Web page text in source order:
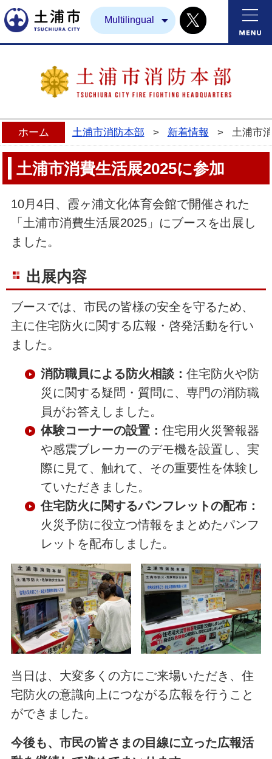
土浦市Multilingual Twitter
ホーム 土浦市消防本部 > 新着情報 > 土浦市
土浦市消費生活展2025に参加
10月4日、霞ヶ浦文化体育会館で開催された
「土浦市消費生活展2025」にブースを出展し
ました。
出展内容
ブースでは、市民の皆様の安全を守るため、
主に住宅防火に関する広報・啓発活動を行い
ました。
消防職員による防火相談： 住宅防火や防
災に関する疑問・質問に、専門の消防職
員がお答えしました。
体験コーナーの設置： 住宅用火災警報器
や感震ブレーカーのデモ機を設置し、実
際に見て、触れて、その重要性を体験し
ていただきました。
住宅防火に関するパンフレットの配布：
火災予防に役立つ情報をまとめたパンフ
レットを配布しました。
当日は、大変多くの方にご来場いただき、住
宅防火の意識向上につながる広報を行うこと
ができました。
今後も、市民の皆さまの目線に立った広報活